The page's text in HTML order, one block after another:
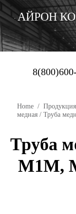
АЙРОН
Home /Продукция
медная / Труба
Труба
М1М,